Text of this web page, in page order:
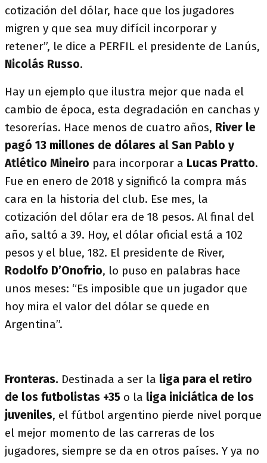
cotización del dólar, hace que los jugadores
migren y que sea muy difícil incorporar y
retener”, le dice a PERFIL el presidente de Lanús,
Nicolás Russo.
Hay un ejemplo que ilustra mejor que nada el
cambio de época, esta degradación en canchas y
tesorerías. Hace menos de cuatro años, River le
pagó 13 millones de dólares al San Pablo y
Atlético Mineiro para incorporar a Lucas Pratto.
Fue en enero de 2018 y significó la compra más
cara en la historia del club. Ese mes, la
cotización del dólar era de 18 pesos. Al final del
año, saltó a 39. Hoy, el dólar oficial está a 102
pesos y el blue, 182. El presidente de River,
Rodolfo D’Onofrio, lo puso en palabras hace
unos meses: “Es imposible que un jugador que
hoy mira el valor del dólar se quede en
Argentina”.
Fronteras. Destinada a ser la liga para el retiro
de los futbolistas +35 o la liga iniciática de los
juveniles, el fútbol argentino pierde nivel porque
el mejor momento de las carreras de los
jugadores, siempre se da en otros países. Y ya no